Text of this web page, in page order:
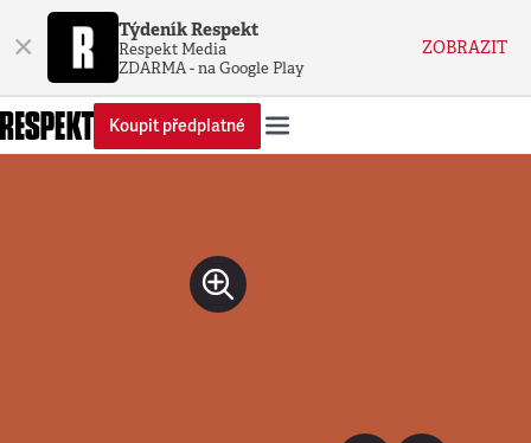
× Týdeník Respekt
Respekt Media
ZDARMA - na Google Play
ZOBRAZIT
Koupit předplatné